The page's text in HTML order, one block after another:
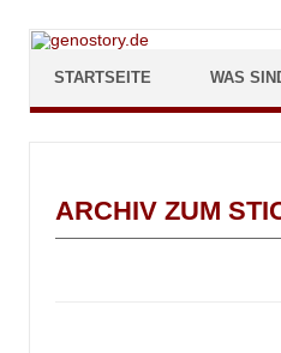
STARTSEITE WAS
ARCHIV ZUM